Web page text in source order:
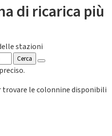
di ricarica più
stazioni
Cerca
le colonnine disponibili